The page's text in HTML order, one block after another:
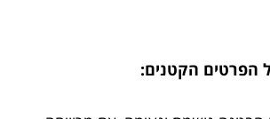
הפרטים הקטנים: